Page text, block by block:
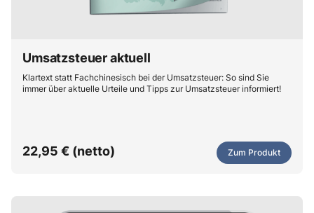
Umsatzsteuer aktuell
Klartext statt Fachchinesisch bei der Umsatzsteuer: So sind Sie
immer über aktuelle Urteile und Tipps zur Umsatzsteuer informiert!
22,95 € (netto) Zum Produkt